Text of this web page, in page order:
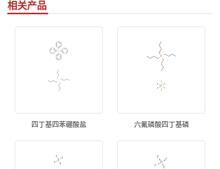
相关产品
四丁基四苯硼酸盐 六氟磷酸四丁基磷